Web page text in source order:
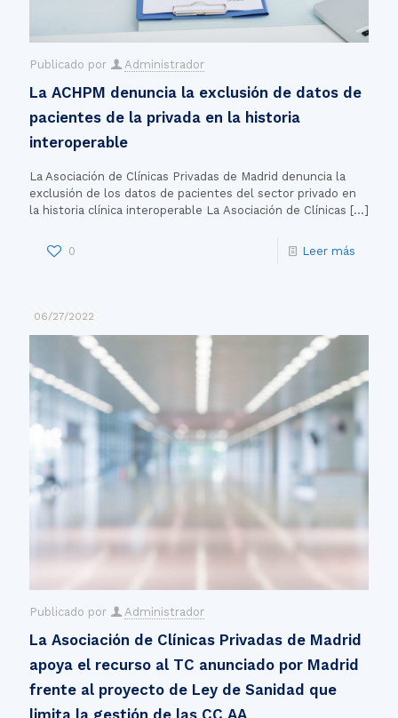
Publicado por Administrador
La ACHPM denuncia la exclusión de datos de
pacientes de la privada en la historia
interoperable
La Asociación de Clínicas Privadas de Madrid denuncia la
exclusión de los datos de pacientes del sector privado en
la historia clínica interoperable La Asociación de Clínicas […]
0 Leer más
06/27/2022
Publicado por Administrador
La Asociación de Clínicas Privadas de Madrid
apoya el recurso al TC anunciado por Madrid
frente al proyecto de Ley de Sanidad que